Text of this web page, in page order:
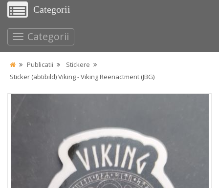
Categorii
Categorii
Publicatii
Stickere
Sticker (abtibild) Viking - Viking Reenactment (JBG)